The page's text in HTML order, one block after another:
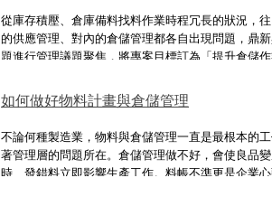
從庫存積壓、倉庫備料找料作業時程冗長的狀況，
的供應管理、對內的倉儲管理都各自出現問題，鼎
題進行管理議題聚焦，將專案目標訂為「提升倉儲
能獲得提升。
如何做好物料計畫與倉儲管理
不論何種製造業，物料與倉儲管理一直是最根本的
著管理層的問題所在。倉儲管理做不好，會使良品
時、發錯料立即影響生產工作。料帳不準更是企業